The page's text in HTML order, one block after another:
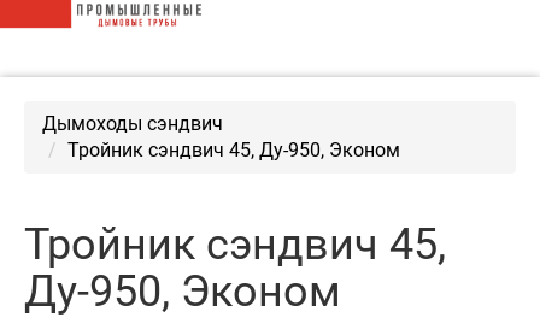
Дымоходы сэндвич
Тройник сэндвич 45, Ду-950, Эконом
Тройник сэндвич 45,
Ду-950, Эконом